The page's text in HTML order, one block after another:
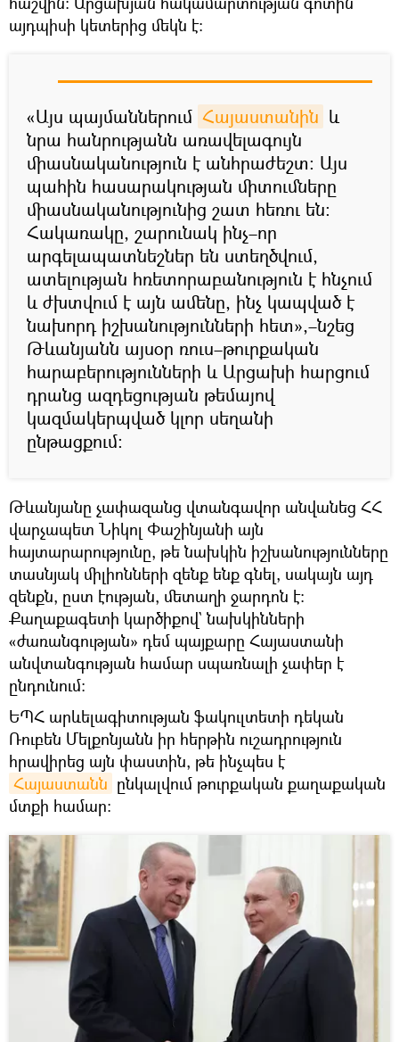
այդպիսի կետերից մեկն է։
«Այս պայմաններում Հայաստանին և
նրա հանրությանն առավելագույն
միասնականություն է անհրաժեշտ։ Այս
պահին հասարակության միտումները
միասնականությունից շատ հեռու են։
Հակառակը, շարունակ ինչ–որ
արգելապատնեշներ են ստեղծվում,
ատելության հռետորաբանություն է հնչում
և ժխտվում է այն ամենը, ինչ կապված է
նախորդ իշխանությունների հետ»,–նշեց
Թևանյանն այսօր ռուս–թուրքական
հարաբերությունների և Արցախի հարցում
դրանց ազդեցության թեմայով
կազմակերպված կլոր սեղանի
ընթացքում։
Թևանյանը չափազանց վտանգավոր անվանեց ՀՀ
վարչապետ Նիկոլ Փաշինյանի այն
հայտարարությունը, թե նախկին իշխանությունները
տասնյակ միլիոնների զենք ենք գնել, սակայն այդ
զենքն, ըստ էության, մետաղի ջարդոն է։
Քաղաքագետի կարծիքով` նախկինների
«ժառանգության» դեմ պայքարը Հայաստանի
անվտանգության համար սպառնալի չափեր է
ընդունում։
ԵՊՀ արևելագիտության ֆակուլտետի դեկան
Ռուբեն Մելքոնյանն իր հերթին ուշադրություն
հրավիրեց այն փաստին, թե ինչպես է
Հայաստանն ընկալվում թուրքական քաղաքական
մտքի համար։